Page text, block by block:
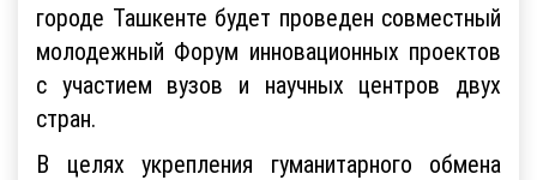
городе Ташкенте будет проведен совместный
молодежный Форум инновационных проектов
с участием вузов и научных центров двух
стран.
В целях укрепления гуманитарного обмена